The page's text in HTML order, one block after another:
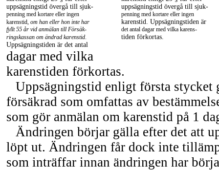
uppsägningstid övergå till sjuk-
uppsägningstid övergå till sjuk-
penning med kortare eller ingen
penning med kortare eller ingen
karenstid, om han eller hon inte har karenstid. Uppsägningstiden är
fyllt 55 år vid anmälan till Försäk-
det antal dagar med vilka karens-
ringskassan om ändrad karenstid.
tiden förkortas.
Uppsägningstiden är det antal
dagar med vilka
karenstiden förkortas.
Uppsägningstid enligt första stycket
försäkrad som omfattas av
som gör anmälan om karenstid på 1
Ändringen börjar gälla efter det att
löpt ut. Ändringen får dock inte
som inträffar innan ändringen har